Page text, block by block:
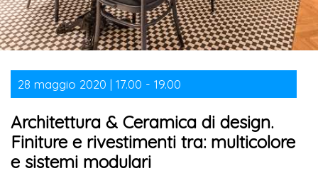
28 maggio 2020 | 17.00 - 19.00
Architettura & Ceramica di design.
Finiture e rivestimenti tra: multicolore
e sistemi modulari